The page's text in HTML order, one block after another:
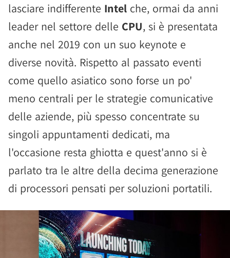
lasciare indifferente Intel che, ormai da anni
leader nel settore delle CPU, si è presentata
anche nel 2019 con un suo keynote e
diverse novità. Rispetto al passato eventi
come quello asiatico sono forse un po'
meno centrali per le strategie comunicative
delle aziende, più spesso concentrate su
singoli appuntamenti dedicati, ma
l'occasione resta ghiotta e quest'anno si è
parlato tra le altre della decima generazione
di processori pensati per soluzioni portatili.